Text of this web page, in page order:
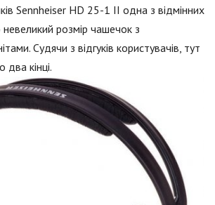
Sennheiser HD 25-1 II одна з відмінних
розмір чашечок з
Судячи з відгуків користувачів, тут
кінці.